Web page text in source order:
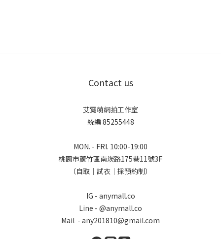
Contact us
艾霓萌網拍工作室
統編 85255448
MON. - FRI. 10:00-19:00
桃園市蘆竹區南崁路175巷11號3F
（自取｜試衣｜採預約制）
IG - anymall.co
Line - @anymall.co
Mail - any201810@gmail.com